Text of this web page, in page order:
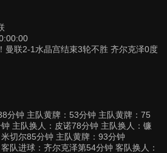
曼联2-1水晶宫结束3轮不胜 齐尔克泽0度
分钟 主队黄牌：53分钟 主队黄牌：75
主队换人：皮诺78分钟 主队换人：镰
切尔85分钟 主队黄牌：93分钟
队进球：齐尔克泽第54分钟 客队换人：